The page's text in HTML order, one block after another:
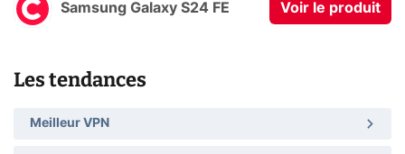
Samsung Galaxy S24 FE Voir le produit
Les tendances
Meilleur VPN